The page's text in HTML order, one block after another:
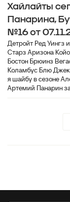
Хайлайты
Панарина,
№16 от
Детройт Ред Уингз
Старз Аризона
Бостон Брюинз
Коламбус Блю
я шайбу в сезоне
Артемий Панарин